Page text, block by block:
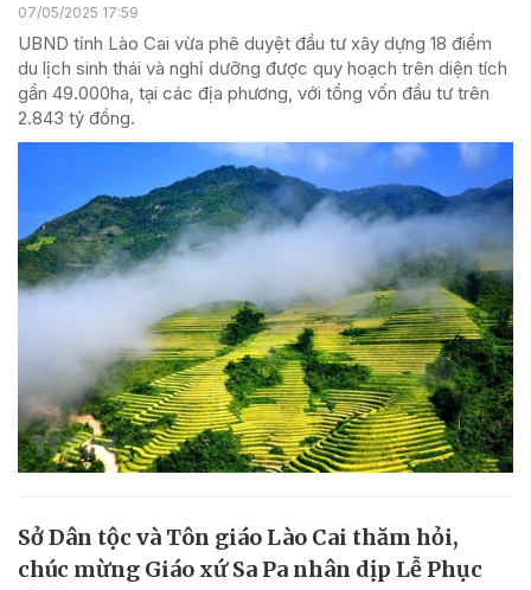
07/05/2025 17:59
UBND tỉnh Lào Cai vừa phê duyệt đầu tư xây dựng 18 điểm
du lịch sinh thái và nghỉ dưỡng được quy hoạch trên diện tích
gần 49.000ha, tại các địa phương, với tổng vốn đầu tư trên
2.843 tỷ đồng.
Sở Dân tộc và Tôn giáo Lào Cai thăm hỏi,
chúc mừng Giáo xứ Sa Pa nhân dịp Lễ Phục